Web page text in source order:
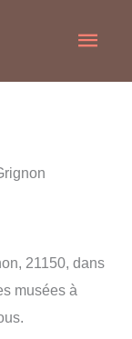
21150, dans
musées à